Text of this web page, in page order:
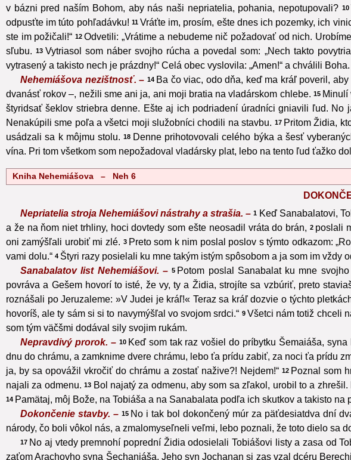
v bázni pred naším Bohom, aby nás naši nepriatelia, pohania, nepotupovali? 10
odpusťte im túto pohľadávku! 11 Vráťte im, prosím, ešte dnes ich pozemky, ich
ste im požičali!“ 12 Odvetili: „Vrátime a nebudeme nič požadovať od nich.
sľubu. 13 Vytriasol som náber svojho rúcha a povedal som: „Nech takto
vytrasený a takisto nech je prázdny!“ Celá obec vyslovila: „Amen!“ a chválili
Nehemiášova nezištnosť. – 14 Ba čo viac, odo dňa, keď ma kráľ poveril,
dvanásť rokov –, nežili sme ani ja, ani moji bratia na vladárskom chlebe. 15 Minulí
štyridsať šeklov striebra denne. Ešte aj ich podriadení úradníci gniavili ľud. No
Nenakúpili sme poľa a všetci moji služobníci chodili na stavbu. 17 Pritom Židia,
usádzali sa k môjmu stolu. 18 Denne prihotovovali celého býka a šesť
vína. Pri tom všetkom som nepožadoval vladársky plat, lebo na tento ľud ťažko
Kniha Nehemiášova – Neh 6
Nepriatelia stroja Nehemiášovi nástrahy a strašia. –1 Keď Sanabalatovi,
a že na ňom niet trhliny, hoci dovtedy som ešte neosadil vráta do brán, 2 poslali
oni zamýšľali urobiť mi zlé. 3 Preto som k nim poslal poslov s týmto odkazom:
vami dolu.“ 4 Štyri razy posielali ku mne takým istým spôsobom a ja som im vždy
Sanabalatov list Nehemiášovi. –5 Potom poslal Sanabalat ku mne
povráva a Gešem hovorí to isté, že vy, ty a Židia, strojíte sa vzbúriť, preto
roznášali po Jeruzaleme: »V Judei je kráľ!« Teraz sa kráľ dozvie o týchto
hovoríš, ale ty sám si si to navymýšľal vo svojom srdci.“ 9 Všetci nám totiž chceli
som tým väčšmi dodával sily svojim rukám.
Nepravdivý prorok. – 10 Keď som tak raz vošiel do príbytku Šemaiáša,
dnu do chrámu, a zamknime dvere chrámu, lebo ťa prídu zabiť, za noci ťa prídu
ja, by sa opovážil vkročiť do chrámu a zostať nažive?! Nejdem!“ 12 Poznal som
najali za odmenu. 13 Bol najatý za odmenu, aby som sa zľakol, urobil to a
14 Pamätaj, môj Bože, na Tobiáša a na Sanabalata podľa ich skutkov a takisto
Dokončenie stavby. –15 No i tak bol dokončený múr za päťdesiatdva dní
národy, čo boli vôkol nás, a zmalomyseľneli veľmi, lebo poznali, že toto dielo sa
17 No aj vtedy premnohí poprední Židia odosielali Tobiášovi listy a zasa od
zaťom Arachovho syna Šechaniáša. Jeho syn Jochanan si zas vzal dcéru